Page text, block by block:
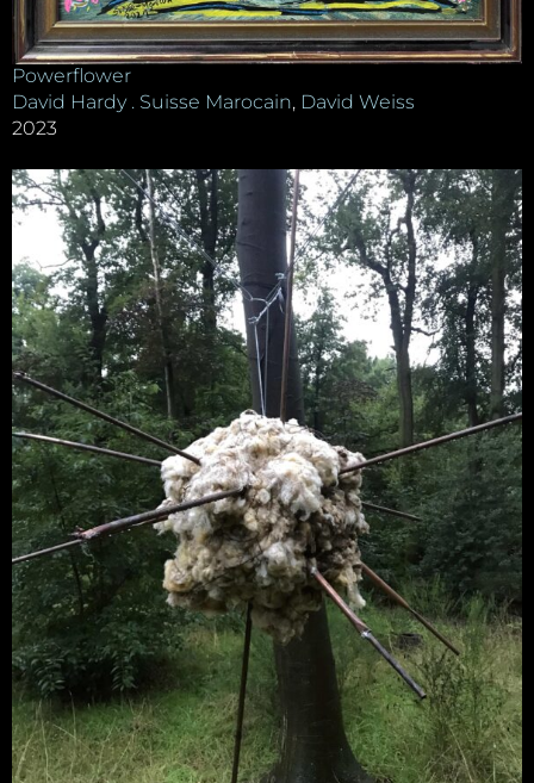
Powerflower
David Hardy . Suisse Marocain, David Weiss
2023